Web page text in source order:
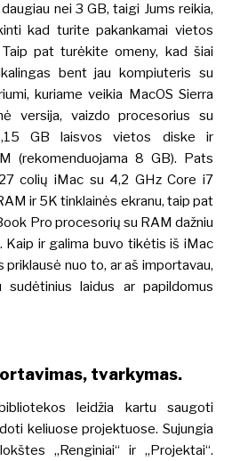
nei 3 GB, taigi Jums reikia,
kad turite pakankamai vietos
pat turėkite omeny, kad šiai
bent jau kompiuteris su
kuriame veikia MacOS Sierra
versija, vaizdo procesorius su
GB laisvos vietos diske ir
(rekomenduojama 8 GB). Pats
colių iMac su 4,2 GHz Core i7
ir 5K tinklainės ekranu, taip pat
Pro procesorių su RAM dažniu
Kaip ir galima buvo tikėtis iš iMac
priklausė nuo to, ar aš importavau,
sudėtinius laidus ar papildomus
tvarkymas.
leidžia kartu saugoti
keliuose projektuose. Sujungia
„Renginiai“ ir „Projektai“.